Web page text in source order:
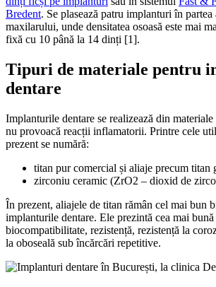
Bredent. Se plasează patru implanturi în partea
maxilarului, unde densitatea osoasă este mai
fixă cu 10 până la 14 dinți [1].
Tipuri de materiale pentru
dentare
Implanturile dentare se realizează din
nu provoacă reacții inflamatorii. Printre cele
prezent se numără:
titan pur comercial și aliaje precum titan
zirconiu ceramic (ZrO2 – dioxid de
În prezent, aliajele de titan rămân cel mai bun
implanturile dentare. Ele prezintă cea mai
biocompatibilitate, rezistență, rezistență la
la oboseală sub încărcări repetitive.